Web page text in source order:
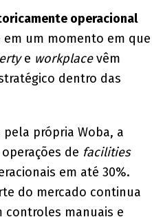
operacional
um momento em que
e workplacevêm
dentro das
própria Woba, a
de facilities
em até 30%.
do mercado continua
controles manuais e